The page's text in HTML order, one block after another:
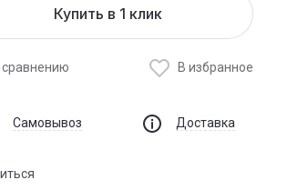
Купить в 1 клик
В избранное
Самовывоз Доставка